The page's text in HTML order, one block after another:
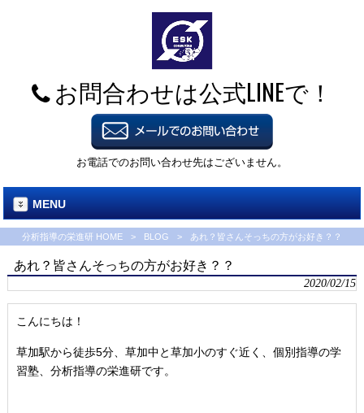
お問合わせは公式LINEで！
お電話でのお問い合わせ先はございません。
MENU
分析指導の栄進研 HOME > BLOG > あれ？皆さんそっちの方がお好き？？
あれ？皆さんそっちの方がお好き？？
2020/02/15
こんにちは！
草加駅から徒歩5分、草加中と草加小のすぐ近く、個別指導の学
習塾、分析指導の栄進研です。